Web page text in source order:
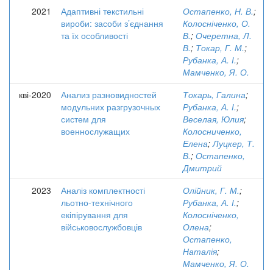
2021
Адаптивні текстильні
вироби: засоби з’єднання
та їх особливості
Остапенко, Н. В.;
Колосніченко, О.
В.; Очеретна, Л.
В.; Токар, Г. М.;
Рубанка, А. І.;
Мамченко, Я. О.
кві-2020
Анализ разновидностей
модульних разгрузочных
систем для
военнослужащих
Токарь, Галина;
Рубанка, А. І.;
Веселая, Юлия;
Колосниченко,
Елена;Луцкер, Т.
В.; Остапенко,
Дмитрий
2023
Аналіз комплектності
льотно-технічного
екіпірування для
військовослужбовців
Олійник, Г. М.;
Рубанка, А. І.;
Колосніченко,
Олена;
Остапенко,
Наталія;
Мамченко, Я. О.